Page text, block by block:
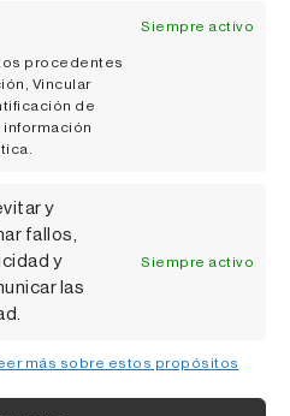
Siempre activo
procedentes
Vincular
de
y
fallos,
y
las
Siempre activo
más sobre estos propósitos
interesar...